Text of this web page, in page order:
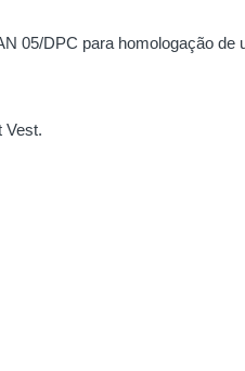
05/DPC para homologação de
Vest.